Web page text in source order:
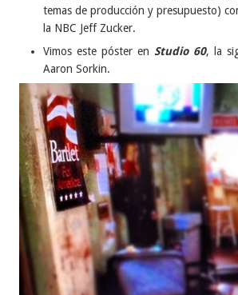
temas de producción y presupuesto)
la NBC Jeff Zucker.
Vimos este póster en Studio 60, la
Aaron Sorkin.